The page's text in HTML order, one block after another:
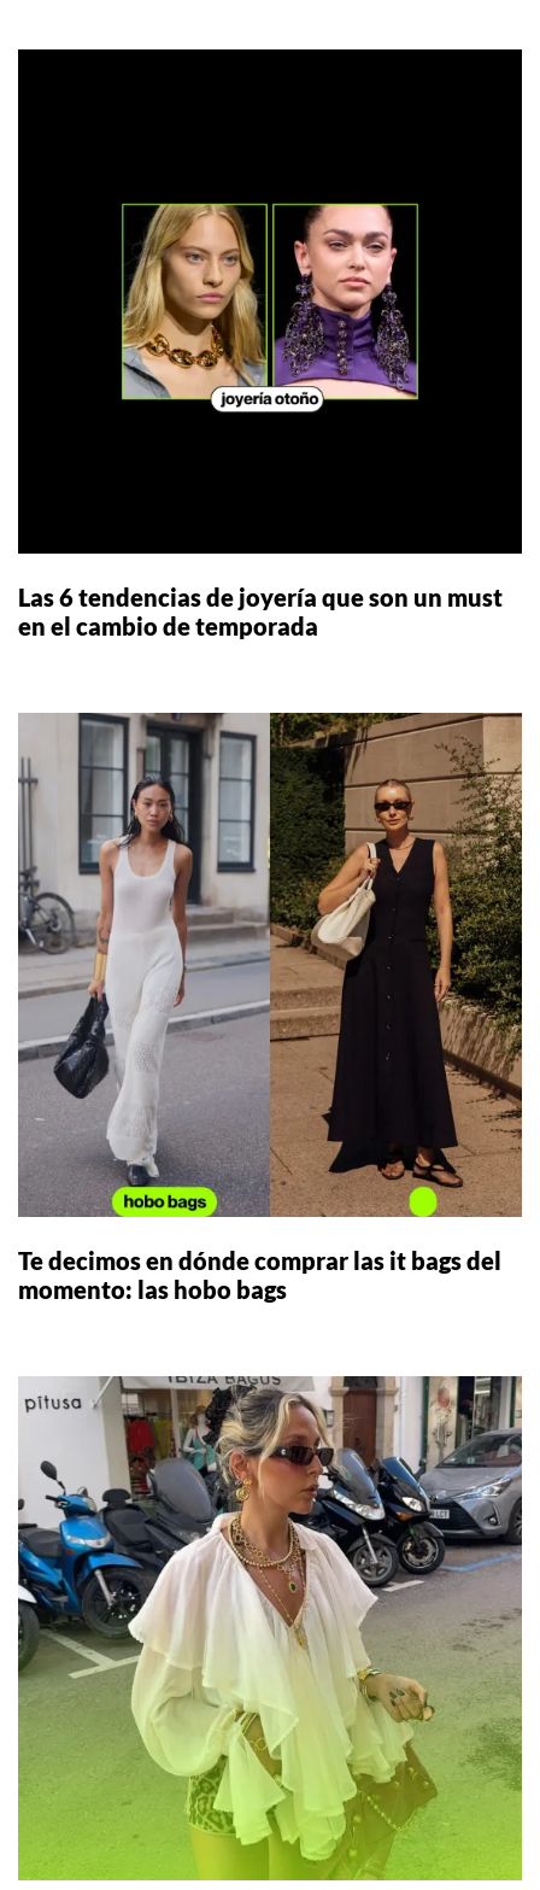
Las 6 tendencias de joyería que son un must
en el cambio de temporada
Te decimos en dónde comprar las it bags del
momento: las hobo bags